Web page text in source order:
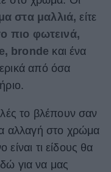
στα μαλλιά, είτε
πιο φωτεινά,
bronde και ένα
από όσα
το βλέπουν σαν
αλλαγή στο χρώμα
τι είδους θα
για να μας